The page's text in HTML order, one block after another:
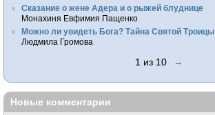
Сказание о жене Адера и о рыжей блуднице
Монахиня Евфимия Пащенко
Можно ли увидеть Бога? Тайна Святой Троицы
Людмила Громова
1 из 10 →
Новые комментарии